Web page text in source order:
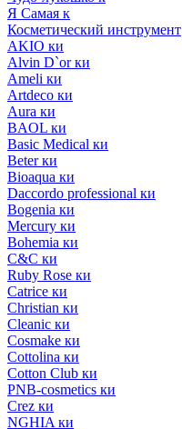
Я Самая к
Косметический инструмент
AKIO ки
Alvin D`or ки
Ameli ки
Artdeco ки
Aura ки
BAOL ки
Basic Medical ки
Beter ки
Bioaqua ки
Daccordo professional ки
Bogenia ки
Mercury ки
Bohemia ки
C&C ки
Ruby Rose ки
Catrice ки
Christian ки
Cleanic ки
Cosmake ки
Cottolina ки
Cotton Club ки
PNB-cosmetics ки
Crez ки
NGHIA ки